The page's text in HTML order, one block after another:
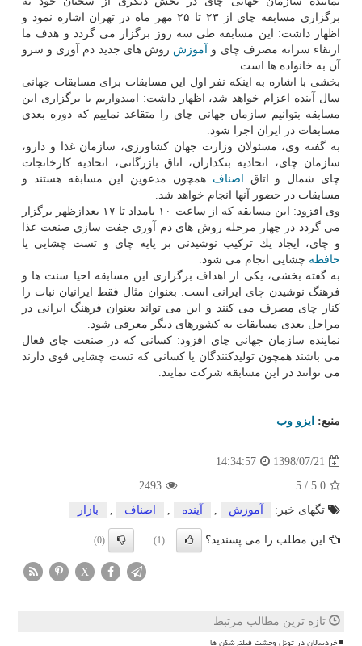
برگزاری مسابقه چای از ۲۳ تا ۲۵ مهر ماه در تهران اشاره نمود و
اظهار داشت: این مسابقه طی سه روز برگزار می گردد و هدف ما
ارتقاء سرانه مصرف چای و آموزش روش های جدید دم آوری و سرو
آن به خانواده ها است.
بخشی با اشاره به اینكه نفر اول این مسابقات برای مسابقات جهانی
سال آینده اعزام خواهد شد، اظهار داشت: امیدواریم با برگزاری این
مسابقه بتوانیم سازمان جهانی چای را متقاعد نماییم كه دوره بعدی
مسابقات در ایران اجرا شود.
به گفته وی، مسئولان وزارت جهان كشاورزی، سازمان غذا و دارو،
سازمان چای، اتحادیه بنكداران، اتاق بازرگانی، اتحادیه كارخانجات
چای شمال و اتاق اصناف همچون مدعوین این مسابقه هستند و
مسابقات در حضور آنها انجام خواهد شد.
وی افزود: این مسابقه كه از ساعت ۱۰ بامداد تا ۱۷ بعدازظهر برگزار
می گردد در چهار مرحله روش های دم آوری جفت سازی صنعت غذا
و چای، ایجاد یك تركیب نوشیدنی بر پایه چای و تست چشایی یا
حافظه چشایی انجام می شود.
به گفته بخشی، یكی از اهداف برگزاری این مسابقه احیا سنت ها و
فرهنگ نوشیدن چای ایرانی است. بعنوان مثال فقط ایرانیان نبات را
كنار چای مصرف می كنند و این می تواند بعنوان فرهنگ ایرانی در
مراحل بعدی مسابقات به كشورهای دیگر معرفی شود.
نماینده سازمان جهانی چای افزود: كسانی كه در صنعت چای فعال
می باشند همچون تولیدكنندگان یا كسانی كه تست چشایی قوی دارند
می توانند در این مسابقه شركت نمایند.
منبع: ایزو وب
1398/07/21
14:34:57
5.0
/
5
2493
تگهای خبر:
آموزش , آینده , اصناف , بازار
این مطلب را می پسندید؟ (1)
(0)
X
تازه ترین مطالب مرتبط